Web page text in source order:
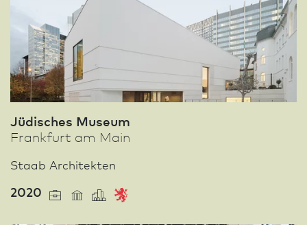
Jüdisches Museum
Frank­furt am Main
Staab Architekten
2020